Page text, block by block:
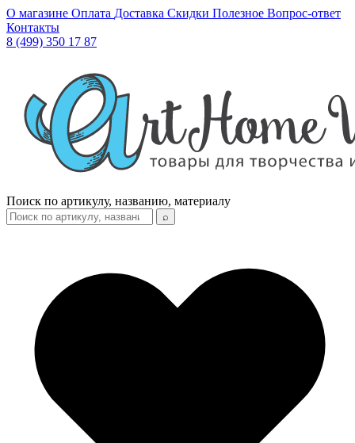
О магазине Оплата Доставка Скидки Полезное Вопрос-ответ
Контакты
8 (499) 350 17 87
Поиск по артикулу, названию, материалу
⌕